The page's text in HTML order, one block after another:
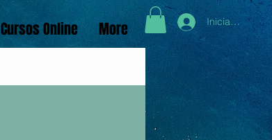
Cursos Online More Iniciar sesión